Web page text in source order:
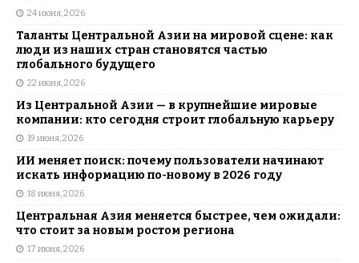
24 июня, 2026
Таланты Центральной Азии на мировой сцене: как
люди из наших стран становятся частью
глобального будущего
22 июня, 2026
Из Центральной Азии — в крупнейшие мировые
компании: кто сегодня строит глобальную карьеру
19 июня, 2026
ИИ меняет поиск: почему пользователи начинают
искать информацию по-новому в 2026 году
18 июня, 2026
Центральная Азия меняется быстрее, чем ожидали:
что стоит за новым ростом региона
17 июня, 2026